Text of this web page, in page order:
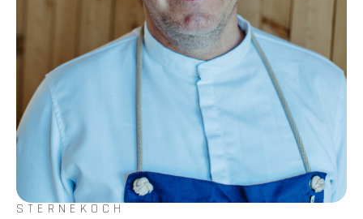
STERNEKOCH